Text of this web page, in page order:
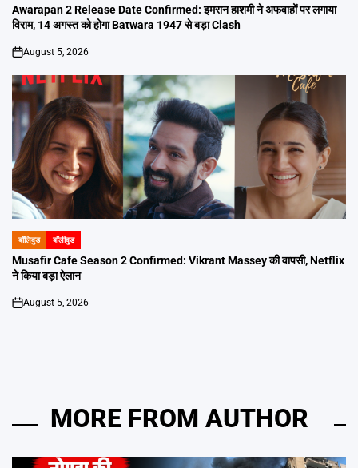
IN
Awarapan 2 Release Date Confirmed: इमरान हाशमी ने अफवाहों पर लगाया
विराम, 14 अगस्त को होगा Batwara 1947 से बड़ा Clash
on
August 5, 2026
POSTED
IN
बॉलिवुड बॉलीवुड
Musafir Cafe Season 2 Confirmed: Vikrant Massey की वापसी, Netflix
ने किया बड़ा ऐलान
on
August 5, 2026
MORE FROM AUTHOR